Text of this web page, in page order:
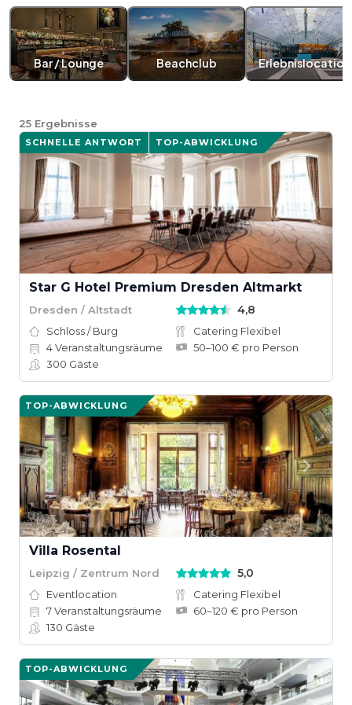
Bar / Lounge Beachclub Erlebnislocation
25 Ergebnisse
SCHNELLE ANTWORT TOP-ABWICKLUNG
Star G Hotel Premium Dresden Altmarkt
Dresden / Altstadt 4,8
Schloss / Burg
Catering Flexibel
4Veranstaltungsräume
50–100 € pro Person
300 Gäste
TOP-ABWICKLUNG
Villa Rosental
Leipzig / Zentrum Nord 5,0
Eventlocation
Catering Flexibel
7Veranstaltungsräume
60–120 € pro Person
130 Gäste
TOP-ABWICKLUNG